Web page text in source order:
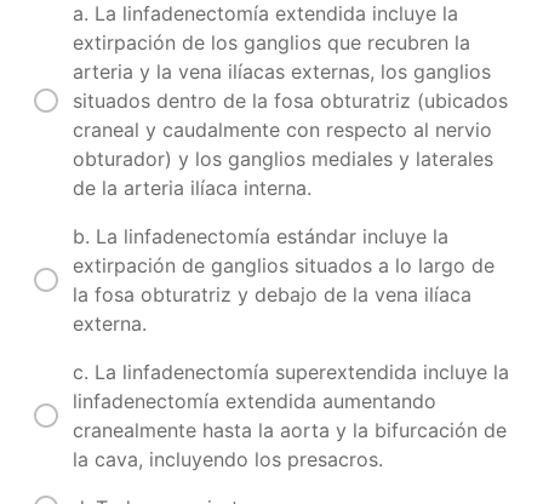
Examen
Cáncer
Próstata
Expertos
a. La linfadenectomía extendida incluye la
extirpación de los ganglios que recubren la
arteria y la vena ilíacas externas, los ganglios
situados dentro de la fosa obturatriz (ubicados
craneal y caudalmente con respecto al nervio
obturador) y los ganglios mediales y laterales
de la arteria ilíaca interna.
b. La linfadenectomía estándar incluye la
extirpación de ganglios situados a lo largo de
la fosa obturatriz y debajo de la vena ilíaca
externa.
c. La linfadenectomía superextendida incluye la
linfadenectomía extendida aumentando
cranealmente hasta la aorta y la bifurcación de
la cava, incluyendo los presacros.